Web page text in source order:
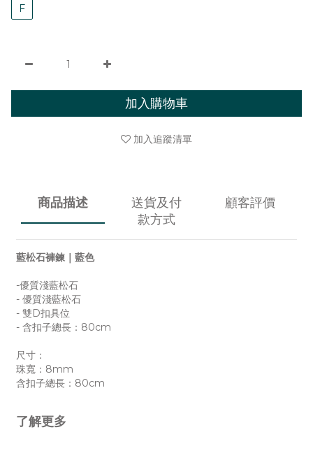
F
加入購物車
加入追蹤清單
商品描述
送貨及付
款方式
顧客評價
藍松石褲鍊｜藍色
-優質淺藍松石
- 優質淺藍松石
- 雙D扣具位
- 含扣子總長：80cm
尺寸：
珠寬：8mm
含扣子總長：80cm
了解更多